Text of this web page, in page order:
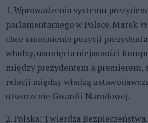
1. Wprowadzenia systemu
parlamentarnego w Polsce. Marek
chce umocnienie pozycji
władzy, usunięcia niejasności
między prezydentem a premierem,
relacji między władzą
utworzenie Gwardii Narodowej.
2. Polska: Twierdza